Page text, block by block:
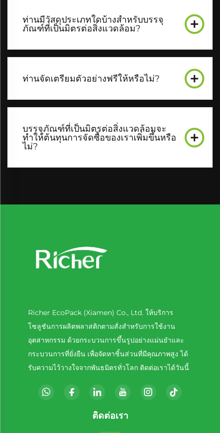
ท่านมีวัสดุประเภทใดบ้างสำหรับบรรจุ
ภัณฑ์ที่เป็นมิตรต่อสิ่งแวดล้อม?
ท่านจัดเตรียมตัวอย่างฟรีให้หรือไม่?
บรรจุภัณฑ์ที่เป็นมิตรต่อสิ่งแวดล้อมจะ
ทำให้ต้นทุนการจัดซื้อของเราเพิ่มขึ้นหรือ
ไม่?
Richer EcoPack (Xiamen) Co., Ltd. ให้บริการ
โซลูชันการผลิตพลาสติกตามสั่งสำหรับการใช้งาน
อุตสาหกรรม ด้วยกระบวนการขึ้นรูปอย่างแม่นยำและ
กระบวนการที่ยั่งยืน เพื่อจัดหาชิ้นส่วนที่มีคุณภาพสูง ได้
รับความไว้วางใจจากพันธมิตรทั่วโลก ติดต่อเราได้วันนี้
ติดต่อเรา